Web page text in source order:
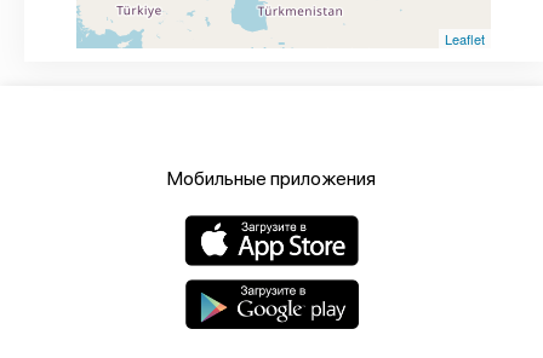
Leaflet
Мобильные приложения